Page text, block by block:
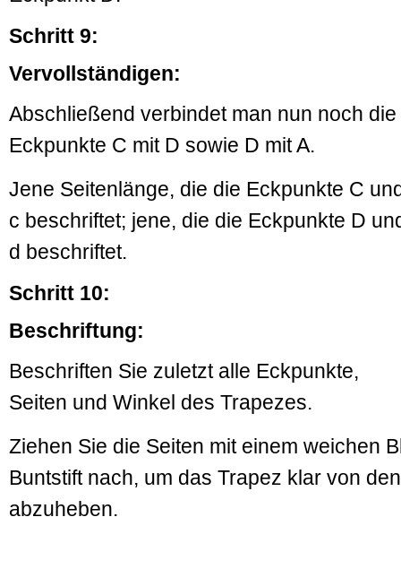
Schritt 9:
Vervollständigen:
Abschließend verbindet man nun noch die
Eckpunkte C mit D sowie D mit A.
Jene Seitenlänge, die die Eckpunkte C
c beschriftet; jene, die die Eckpunkte D
d beschriftet.
Schritt 10:
Beschriftung:
Beschriften Sie zuletzt alle Eckpunkte,
Seiten und Winkel des Trapezes.
Ziehen Sie die Seiten mit einem weichen
Buntstift nach, um das Trapez klar von
abzuheben.